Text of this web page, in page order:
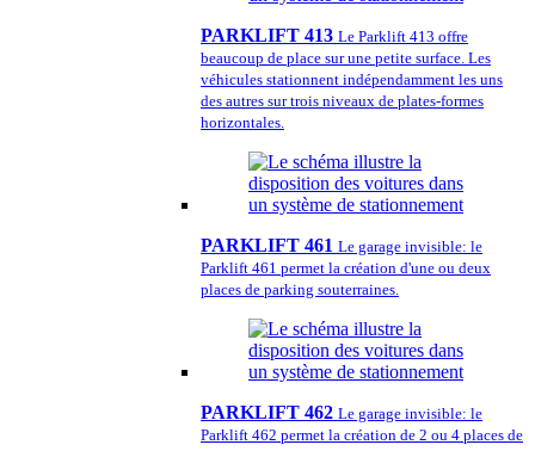
PARKLIFT 413 Le Parklift 413 offre
beaucoup de place sur une petite surface. Les
véhicules stationnent indépendamment les uns
des autres sur trois niveaux de plates-formes
horizontales.
PARKLIFT 461 Le garage invisible: le
Parklift 461 permet la création d'une ou deux
places de parking souterraines.
PARKLIFT 462 Le garage invisible: le
Parklift 462 permet la création de 2 ou 4 places de